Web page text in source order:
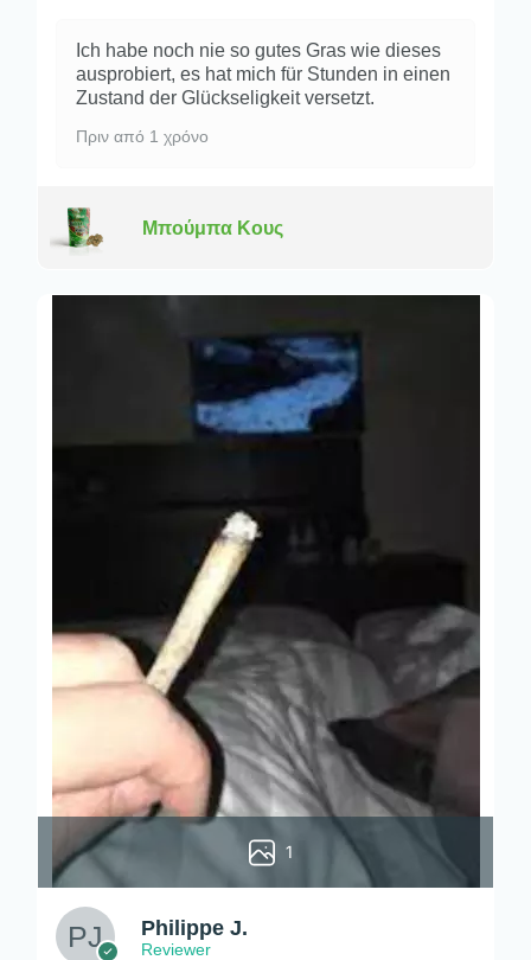
Ich habe noch nie so gutes Gras wie dieses
ausprobiert, es hat mich für Stunden in einen
Zustand der Glückseligkeit versetzt.
Πριν από 1 χρόνο
Μπούμπα Κους
1
Philippe J.
Reviewer